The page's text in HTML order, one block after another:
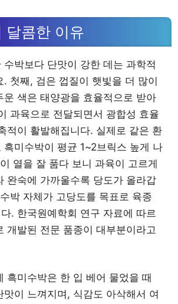
달콤한 이유
수박보다 단맛이 강한 데는 과학적
. 첫째, 검은 껍질이 햇빛을 더 많이
운 색은 태양광을 효율적으로 받아
과육으로 전달되면서 광합성 효율
적이 활발해집니다. 실제로 같은 환
흑미수박이 평균 1~2브릭스 높게 나
열을 잘 품다 보니 과육이 고르게
완숙에 가까울수록 당도가 올라갑
박 자체가 고당도를 목표로 육종
. 한국원예학회 연구 자료에 따르
개발된 전문 품종이 대부분이라고
흑미수박은 한 입 베어 물었을 때
맛이 느껴지며, 식감도 아삭해서 여